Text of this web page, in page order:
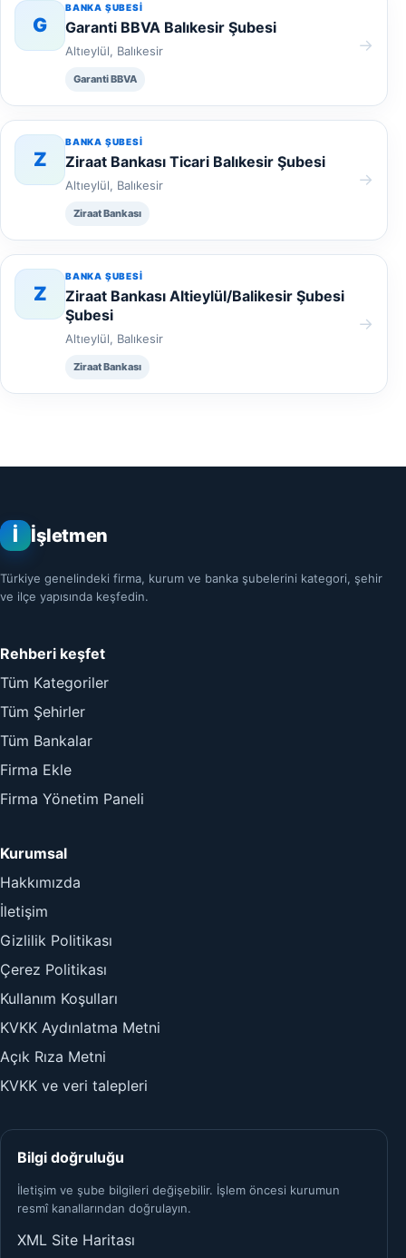
G
BANKA ŞUBESI
Garanti BBVA Balıkesir Şubesi
Altıeylül, Balıkesir
Garanti BBVA
→
Z
BANKA ŞUBESI
Ziraat Bankası Ticari Balıkesir Şubesi
Altıeylül, Balıkesir
Ziraat Bankası
→
Z
BANKA ŞUBESI
Ziraat Bankası Altieylül/Balikesir Şubesi
Şubesi
Altıeylül, Balıkesir
Ziraat Bankası
→
İ İşletmen
Türkiye genelindeki firma, kurum ve banka şubelerini kategori, şehir
ve ilçe yapısında keşfedin.
Rehberi keşfet
Tüm Kategoriler
Tüm Şehirler
Tüm Bankalar
Firma Ekle
Firma Yönetim Paneli
Kurumsal
Hakkımızda
İletişim
Gizlilik Politikası
Çerez Politikası
Kullanım Koşulları
KVKK Aydınlatma Metni
Açık Rıza Metni
KVKK ve veri talepleri
Bilgi doğruluğu
İletişim ve şube bilgileri değişebilir. İşlem öncesi kurumun
resmî kanallarından doğrulayın.
XML Site Haritası